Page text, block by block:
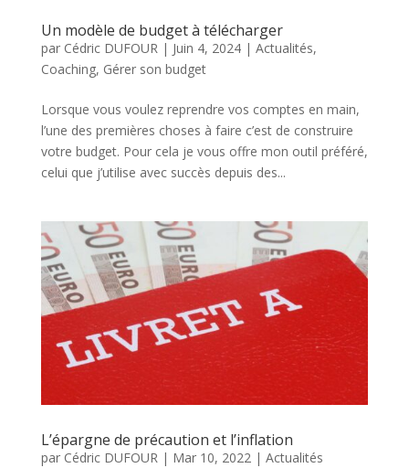
Un modèle de budget à télécharger
par Cédric DUFOUR | Juin 4, 2024| Actualités,
Coaching, Gérer son budget
Lorsque vous voulez reprendre vos comptes en main,
l’une des premières choses à faire c’est de construire
votre budget. Pour cela je vous offre mon outil préféré,
celui que j’utilise avec succès depuis des...
L’épargne de précaution et l’inflation
par Cédric DUFOUR| Mar 10, 2022| Actualités